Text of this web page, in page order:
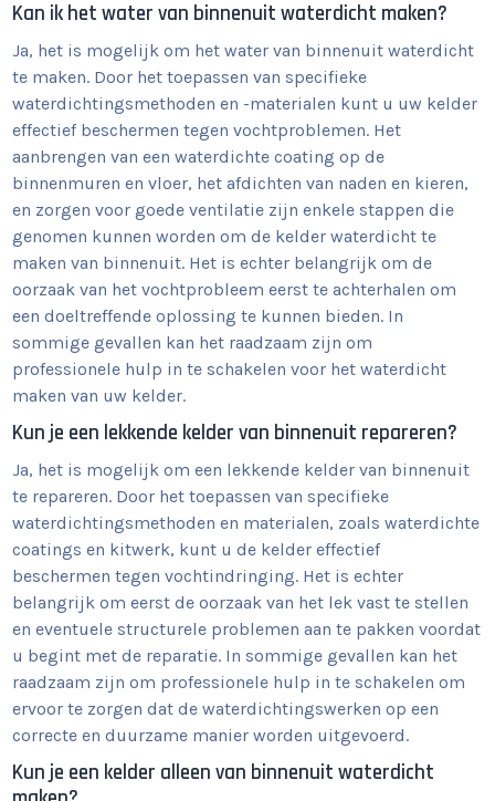
Kan ik het water van binnenuit waterdicht maken?
Ja, het is mogelijk om het water van binnenuit waterdicht
te maken. Door het toepassen van specifieke
waterdichtingsmethoden en -materialen kunt u uw kelder
effectief beschermen tegen vochtproblemen. Het
aanbrengen van een waterdichte coating op de
binnenmuren en vloer, het afdichten van naden en kieren,
en zorgen voor goede ventilatie zijn enkele stappen die
genomen kunnen worden om de kelder waterdicht te
maken van binnenuit. Het is echter belangrijk om de
oorzaak van het vochtprobleem eerst te achterhalen om
een doeltreffende oplossing te kunnen bieden. In
sommige gevallen kan het raadzaam zijn om
professionele hulp in te schakelen voor het waterdicht
maken van uw kelder.
Kun je een lekkende kelder van binnenuit repareren?
Ja, het is mogelijk om een lekkende kelder van binnenuit
te repareren. Door het toepassen van specifieke
waterdichtingsmethoden en materialen, zoals waterdichte
coatings en kitwerk, kunt u de kelder effectief
beschermen tegen vochtindringing. Het is echter
belangrijk om eerst de oorzaak van het lek vast te stellen
en eventuele structurele problemen aan te pakken voordat
u begint met de reparatie. In sommige gevallen kan het
raadzaam zijn om professionele hulp in te schakelen om
ervoor te zorgen dat de waterdichtingswerken op een
correcte en duurzame manier worden uitgevoerd.
Kun je een kelder alleen van binnenuit waterdicht